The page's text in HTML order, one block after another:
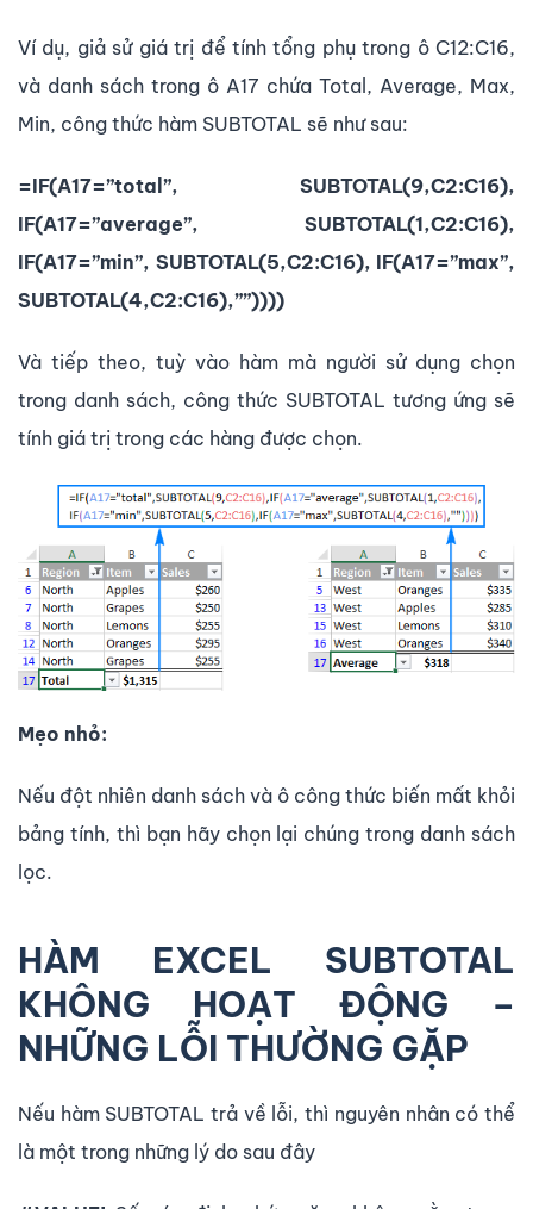
Ví dụ, giả sử giá trị để tính tổng phụ trong ô C12:C16,
và danh sách trong ô A17 chứa Total, Average, Max,
Min, công thức hàm SUBTOTAL sẽ như sau:
=IF(A17=”total”, SUBTOTAL(9,C2:C16),
IF(A17=”average”, SUBTOTAL(1,C2:C16),
IF(A17=”min”, SUBTOTAL(5,C2:C16), IF(A17=”max”,
SUBTOTAL(4,C2:C16),””))))
Và tiếp theo, tuỳ vào hàm mà người sử dụng chọn
trong danh sách, công thức SUBTOTAL tương ứng sẽ
tính giá trị trong các hàng được chọn.
Mẹo nhỏ:
Nếu đột nhiên danh sách và ô công thức biến mất khỏi
bảng tính, thì bạn hãy chọn lại chúng trong danh sách
lọc.
HÀM EXCEL SUBTOTAL
KHÔNG HOẠT ĐỘNG –
NHỮNG LỖI THƯỜNG GẶP
Nếu hàm SUBTOTAL trả về lỗi, thì nguyên nhân có thể
là một trong những lý do sau đây